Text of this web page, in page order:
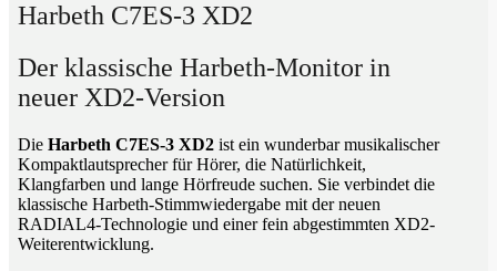
Harbeth C7ES-3 XD2
Der klassische Harbeth-Monitor in
neuer XD2-Version
Die Harbeth C7ES-3 XD2 ist ein wunderbar musikalischer
Kompaktlautsprecher für Hörer, die Natürlichkeit,
Klangfarben und lange Hörfreude suchen. Sie verbindet die
klassische Harbeth-Stimmwiedergabe mit der neuen
RADIAL4-Technologie und einer fein abgestimmten XD2-
Weiterentwicklung.